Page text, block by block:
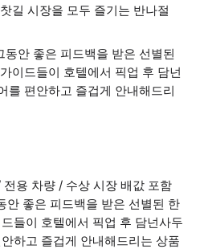
길 시장을 모두 즐기는 반나절
안 좋은 피드백을 받은 선별된
이드들이 호텔에서 픽업 후 담넌
를 편안하고 즐겁게 안내해드리
용 차량 / 수상 시장 배값 포함
안 좋은 피드백을 받은 선별된 한
들이 호텔에서 픽업 후 담넌사두
하고 즐겁게 안내해드리는 상품